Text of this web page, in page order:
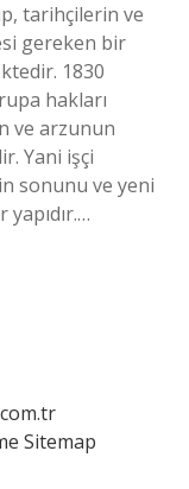
tarihçilerin ve
gereken bir
1830
hakları
ve arzunun
Yani işçi
sonunu ve yeni
Sitemap